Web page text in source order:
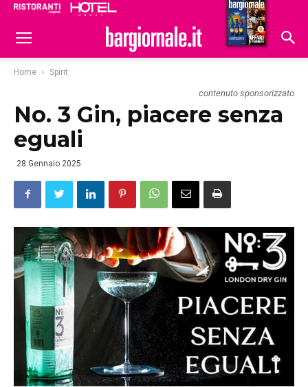
Hoteldomani
Home Spirit
contenuto sponsorizzato
No. 3 Gin, piacere senza
eguali
28 Gennaio 2025